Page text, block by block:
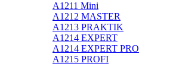
А1211 Mini
А1212 MASTER
A1213 PRAKTIK
А1214 EXPERT
А1214 EXPERT PRO
A1215 PROFI